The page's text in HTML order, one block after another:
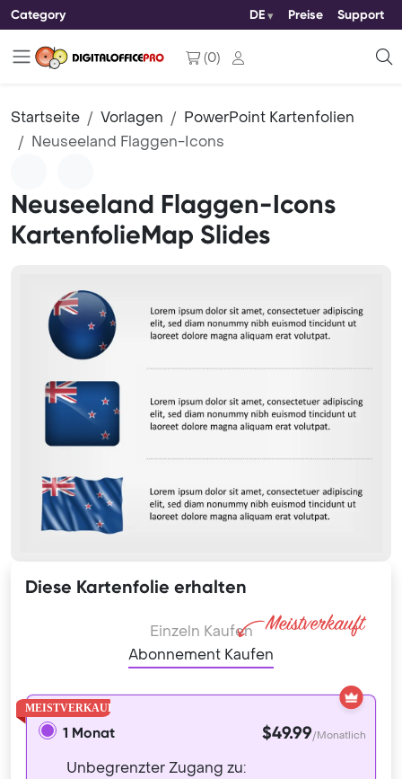
Category DE Preise Support
(0)
Startseite Vorlagen
PowerPoint Kartenfolien
Neuseeland Flaggen-Icons
Neuseeland Flaggen-Icons
KartenfolieMap Slides
Diese Kartenfolie erhalten
Einzeln Kaufen
Abonnement Kaufen
1 Monat $49.99/Monatlich
Unbegrenzter Zugang zu: